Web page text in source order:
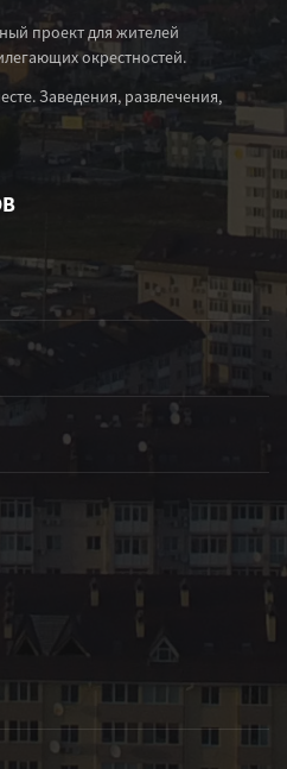
проект для жителей
окрестностей.
Заведения, развлечения,